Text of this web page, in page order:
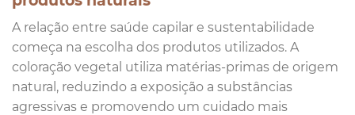
A relação entre saúde capilar e sustentabilidade
começa na escolha dos produtos utilizados. A
coloração vegetal utiliza matérias-primas de origem
natural, reduzindo a exposição a substâncias
agressivas e promovendo um cuidado mais